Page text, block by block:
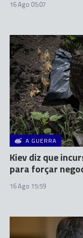
16 Ago 05:07
A GUERRA
Kiev diz que
para forçar
16 Ago 15:59